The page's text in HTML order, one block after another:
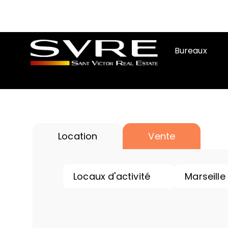
Bureaux
Location Vente